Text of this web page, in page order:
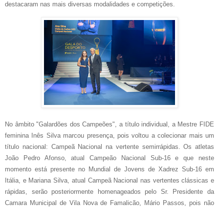
destacaram nas mais diversas modalidades e competições.
No âmbito "Galardões dos Campeões", a título individual, a Mestre FIDE
feminina Inês Silva marcou presença, pois voltou a colecionar mais um
título nacional: Campeã Nacional na vertente semirrápidas. Os atletas
João Pedro Afonso, atual Campeão Nacional Sub-16 e que neste
momento está presente no Mundial de Jovens de Xadrez Sub-16 em
Itália, e Mariana Silva, atual Campeã Nacional nas vertentes clássicas e
rápidas, serão posteriormente homenageados pelo Sr. Presidente da
Camara Municipal de Vila Nova de Famalicão, Mário Passos, pois não